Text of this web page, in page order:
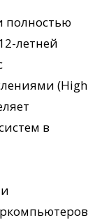
полностью
летней
(High
в